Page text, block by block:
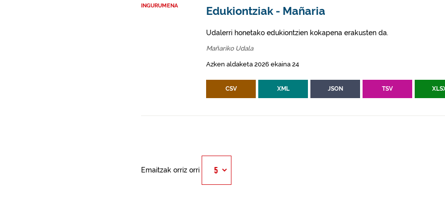
INGURUMENA Edukiontziak - Mañaria
Udalerri honetako edukiontzien kokapena erakusten da.
Mañariko Udala
Azken aldaketa 2026 ekaina 24
CSV XML JSON TSV
Emaitzak orriz orri